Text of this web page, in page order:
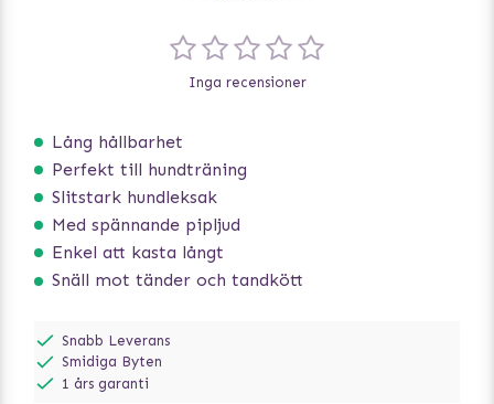
Lång hållbarhet
Perfekt till hundträning
Slitstark hundleksak
Med spännande pipljud
Enkel att kasta långt
Snäll mot tänder och tandkött
Inga recensioner
Snabb Leverans
Smidiga Byten
1 års garanti